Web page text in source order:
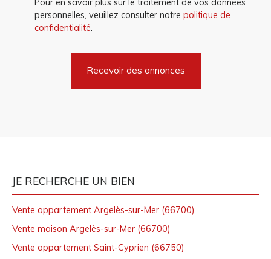
Pour en savoir plus sur le traitement de vos données
personnelles, veuillez consulter notre politique de
confidentialité.
Recevoir des annonces
JE RECHERCHE UN BIEN
Vente appartement Argelès-sur-Mer (66700)
Vente maison Argelès-sur-Mer (66700)
Vente appartement Saint-Cyprien (66750)